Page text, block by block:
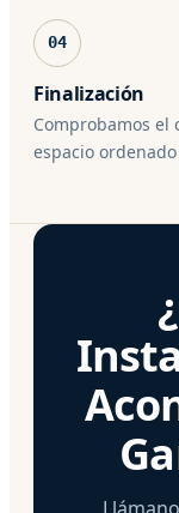
04
Finalización
Comprobamos el
espacio